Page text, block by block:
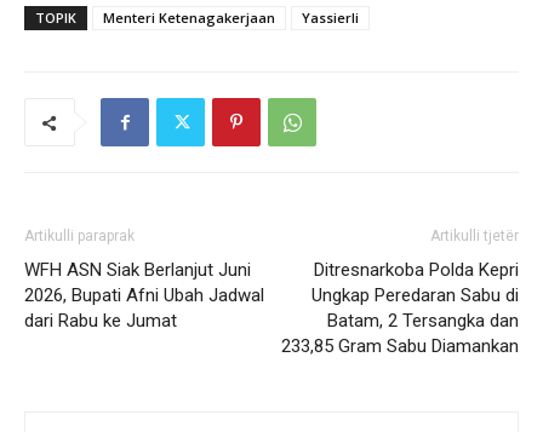
TOPIK Menteri Ketenagakerjaan Yassierli
Artikulli paraprak
WFH ASN Siak Berlanjut Juni
2026, Bupati Afni Ubah Jadwal
dari Rabu ke Jumat
Artikulli tjetër
Ditresnarkoba Polda Kepri
Ungkap Peredaran Sabu di
Batam, 2 Tersangka dan
233,85 Gram Sabu Diamankan